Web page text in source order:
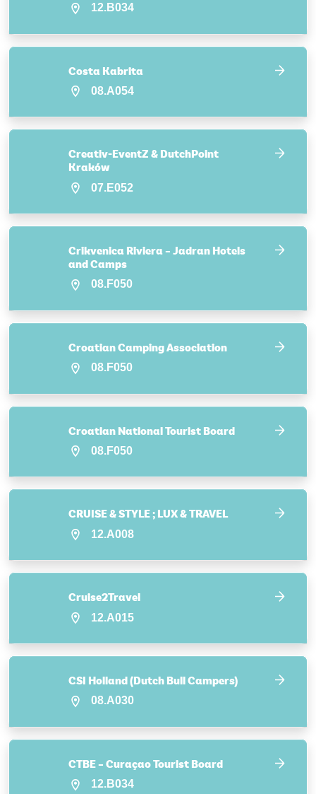
12.B034
Costa Kabrita
08.A054
Creativ-EventZ & DutchPoint
Kraków
07.E052
Crikvenica Riviera – Jadran Hotels
and Camps
08.F050
Croatian Camping Association
08.F050
Croatian National Tourist Board
08.F050
CRUISE & STYLE ; LUX & TRAVEL
12.A008
Cruise2Travel
12.A015
CSI Holland (Dutch Bull Campers)
08.A030
CTBE – Curaçao Tourist Board
12.B034